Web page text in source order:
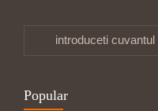
introduceti cuvantul
Popular